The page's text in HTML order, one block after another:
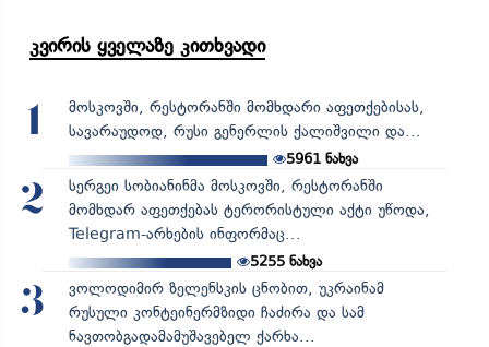
კვირის ყველაზე კითხვადი
1
მოსკოვში, რესტორანში მომხდარი აფეთქებისას,
სავარაუდოდ, რუსი გენერლის ქალიშვილი და...
5961 ნახვა
2
სერგეი სობიანინმა მოსკოვში, რესტორანში
მომხდარ აფეთქებას ტერორისტული აქტი უწოდა,
Telegram-არხების ინფორმაც...
5255ნახვა
3
ვოლოდიმირ ზელენსკის ცნობით, უკრაინამ
რუსული კონტეინერმზიდი ჩაძირა და სამ
ნავთობგადამამუშავებელ ქარხა...